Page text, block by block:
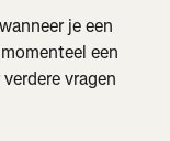
je een
een
vragen